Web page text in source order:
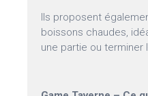
Ils proposent
boissons chaudes,
une partie ou terminer